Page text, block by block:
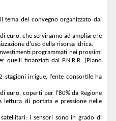
tema del convegno organizzato dal
euro, che serviranno ad ampliare le
d’uso della risorsa idrica.
programmati nei prossimi
finanziati dal P.N.R.R. (Piano
irrigue, l’ente consortile ha
euro, coperti per l’80% da Regione
lettura di portata e pressione nelle
satellitari: i sensori sono in grado di